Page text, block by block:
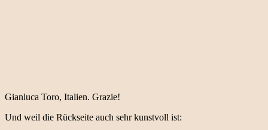
Gianluca Toro, Italien. Grazie!
Und weil die Rückseite auch sehr kunstvoll ist: